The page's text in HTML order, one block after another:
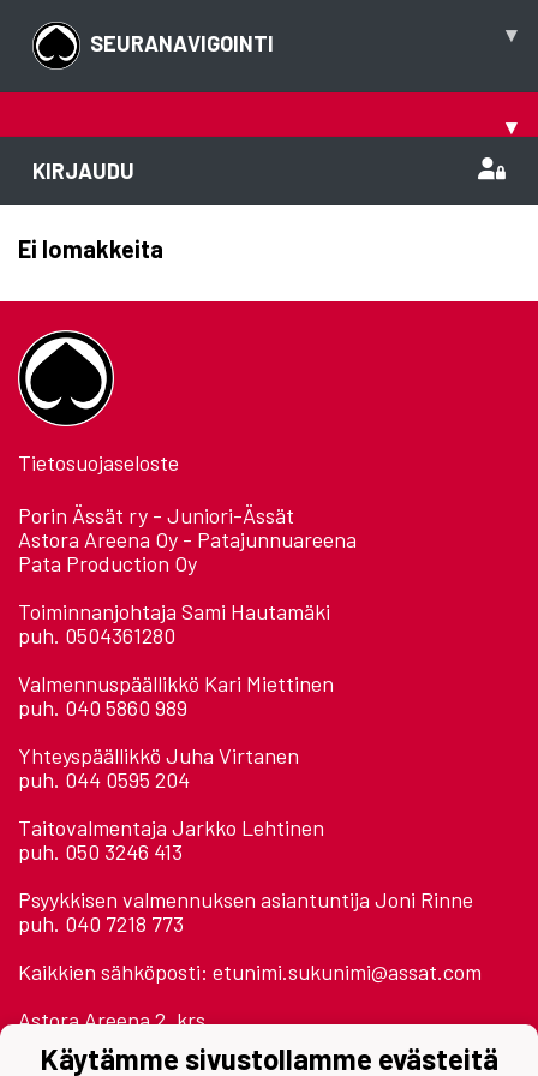
SEURANAVIGOINTI ▾
▾
KIRJAUDU
Ei lomakkeita
Tietosuojaseloste
Porin Ässät ry - Juniori-Ässät
Astora Areena Oy - Patajunnuareena
Pata Production Oy
Toiminnanjohtaja Sami Hautamäki
puh. 0504361280
Valmennuspäällikkö Kari Miettinen
puh. 040 5860 989
Yhteyspäällikkö Juha Virtanen
puh. 044 0595 204
Taitovalmentaja Jarkko Lehtinen
puh. 050 3246 413
Psyykkisen valmennuksen asiantuntija Joni Rinne
puh. 040 7218 773
Kaikkien sähköposti: etunimi.sukunimi@assat.com
Astora Areena 2. krs.
Jäähallinpolku
28500 Pori
Käytämme sivustollamme evästeitä